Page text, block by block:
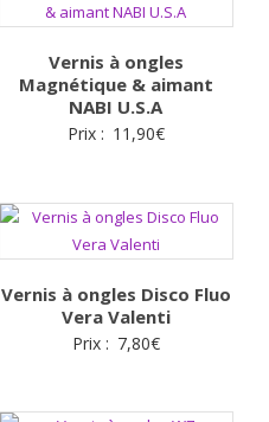
Vernis à ongles
Magnétique & aimant
NABI U.S.A
Prix : 11,90€
Vernis à ongles Disco Fluo
Vera Valenti
Prix : 7,80€